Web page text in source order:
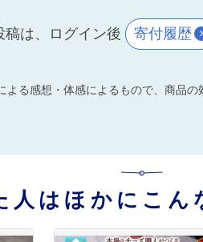
稿は、ログイン後 寄付履歴
る感想・体感によるもので、商品の
人はほかにこん